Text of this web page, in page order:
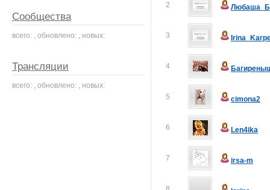
2
3
4
5 cimona2
6 Len4ika
7 irsa-m
Сообщества
всего: , обновлено: , новых:
Трансляции
всего: , обновлено: , новых: